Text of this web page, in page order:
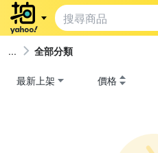
全部分類
最新上架 價格